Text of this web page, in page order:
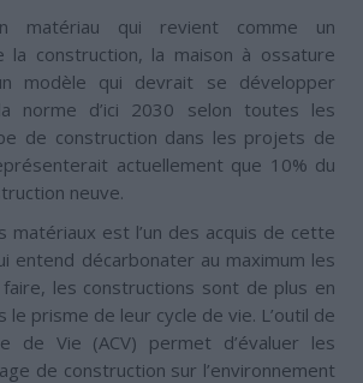
matériau qui revient comme un
la construction, la maison à ossature
modèle qui devrait se développer
norme d’ici 2030 selon toutes les
de construction dans les projets de
actuellement que 10% du
neuve.
matériaux est l’un des acquis de cette
entend décarbonater au maximum les
les constructions sont de plus en
le prisme de leur cycle de vie. L’outil de
de Vie (ACV) permet d’évaluer les
de construction sur l’environnement